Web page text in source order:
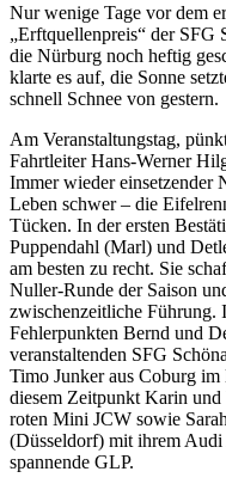
Nur wenige Tage vor dem
„Erftquellenpreis“ der
die Nürburg noch heftig
klarte es auf, die Sonne
schnell Schnee von gestern.
Am Veranstaltungstag,
Fahrtleiter Hans-Werner
Immer wieder einsetzender
Leben schwer – die
Tücken. In der ersten
Puppendahl (Marl) und
am besten zu recht. Sie
Nuller-Runde der Saison
zwischenzeitliche Führung.
Fehlerpunkten Bernd und
veranstaltenden SFG
Timo Junker aus Coburg
diesem Zeitpunkt Karin
roten Mini JCW sowie
(Düsseldorf) mit ihrem
spannende GLP.